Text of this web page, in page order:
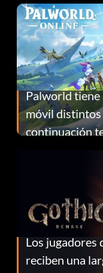
Palworld tiene
móvil
continuación
Los jugadores
reciben una